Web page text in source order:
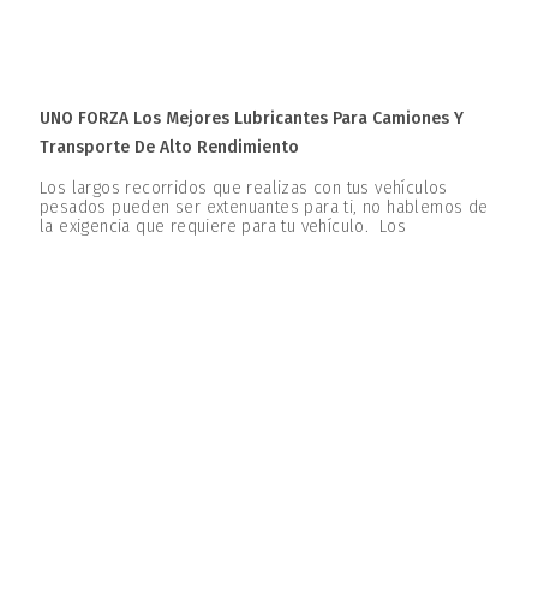
UNO FORZA Los Mejores Lubricantes Para Camiones Y
Transporte De Alto Rendimiento
Los largos recorridos que realizas con tus vehículos
pesados pueden ser extenuantes para ti, no hablemos de
la exigencia que requiere para tu vehículo. Los